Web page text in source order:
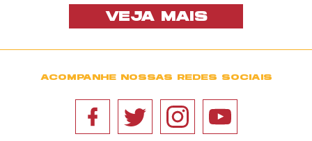
VEJA MAIS
ACOMPANHE NOSSAS REDES SOCIAIS